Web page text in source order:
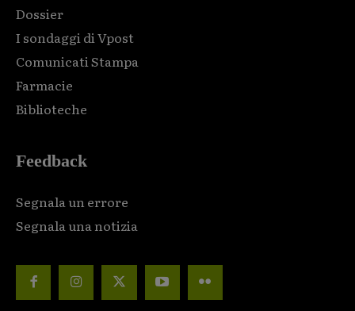
Dossier
I sondaggi di Vpost
Comunicati Stampa
Farmacie
Biblioteche
Feedback
Segnala un errore
Segnala una notizia